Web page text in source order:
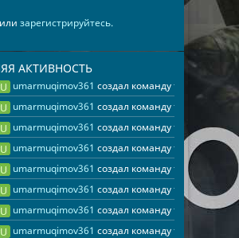
или зарегистрируйтесь.
АКТИВНОСТЬ
umarmuqimov361 создал командуtumir
umarmuqimov361 создал командуtumir
umarmuqimov361 создал командуtumir
umarmuqimov361 создал командуtumir
umarmuqimov361 создал командуtumir
umarmuqimov361 создал командуtumir
umarmuqimov361 создал командуtumir
umarmuqimov361 создал командуtumir